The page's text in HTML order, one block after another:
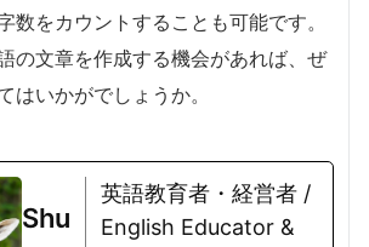
数をカウントすることも可能です。
の文章を作成する機会があれば、ぜ
はいかがでしょうか。
Shu
英語教育者・経営者 /
English Educator &